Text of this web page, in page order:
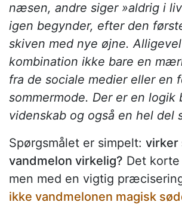
næsen, andre siger »aldrig i
igen begynder, efter den
skiven med nye øjne.
kombination ikke bare en
fra de sociale medier eller en
sommermode. Der er en logik
videnskab og også en hel del
Spørgsmålet er simpelt: virker
vandmelon virkelig? Det korte
men med en vigtig
ikke vandmelonen magisk